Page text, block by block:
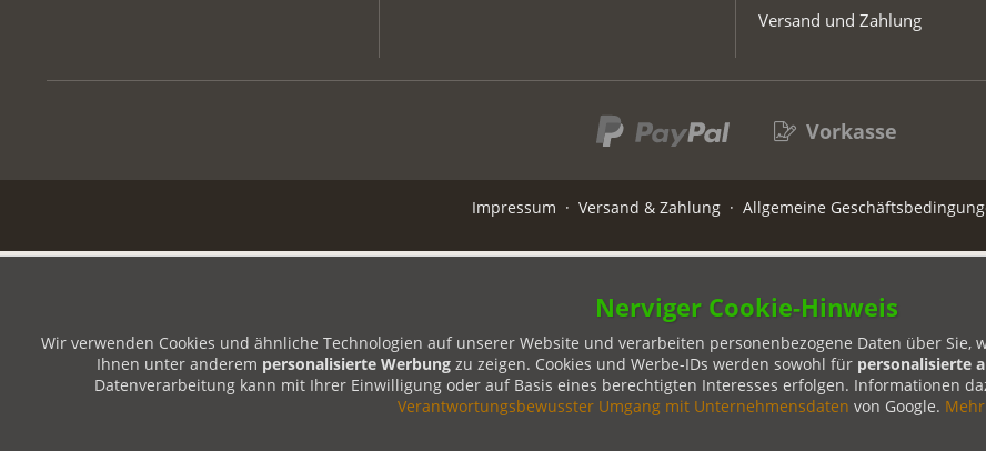
Versand und Zahlung
Vorkasse
Impressum · Versand & Zahlung· Allgemeine
Nerviger Cookie-Hinweis
Wir verwenden Cookies und ähnliche Technologien auf unserer Website und verarbeiten personenbezogene Daten über
Ihnen unter anderem personalisierte Werbung zu zeigen. Cookies und Werbe-IDs werden sowohl für personalisierte
Datenverarbeitung kann mit Ihrer Einwilligung oder auf Basis eines berechtigten Interesses erfolgen. Informationen
Verantwortungsbewusster Umgang mit Unternehmensdaten von Google.